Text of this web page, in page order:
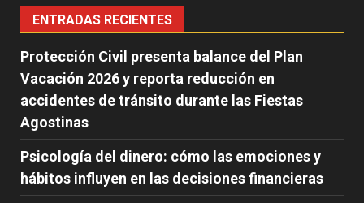
ENTRADAS RECIENTES
Protección Civil presenta balance del Plan
Vacación 2026 y reporta reducción en
accidentes de tránsito durante las Fiestas
Agostinas
Psicología del dinero: cómo las emociones y
hábitos influyen en las decisiones financieras